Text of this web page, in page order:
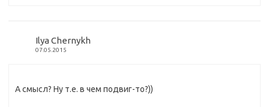
Ilya Chernykh
07.05.2015
А смысл? Ну т.е. в чем подвиг-то?))